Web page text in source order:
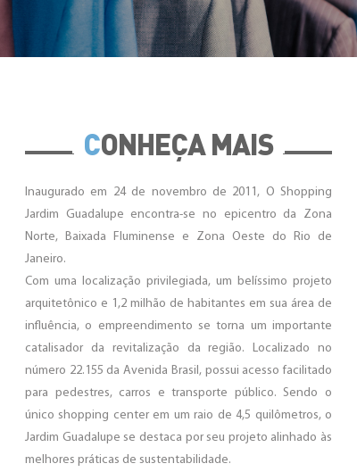
CONHEÇA MAIS
Inaugurado em 24 de novembro de 2011, O Shopping
Jardim Guadalupe encontra-se no epicentro da Zona
Norte, Baixada Fluminense e Zona Oeste do Rio de
Janeiro.
Com uma localização privilegiada, um belíssimo projeto
arquitetônico e 1,2 milhão de habitantes em sua área de
influência, o empreendimento se torna um importante
catalisador da revitalização da região. Localizado no
número 22.155 da Avenida Brasil, possui acesso facilitado
para pedestres, carros e transporte público. Sendo o
único shopping center em um raio de 4,5 quilômetros, o
Jardim Guadalupe se destaca por seu projeto alinhado às
melhores práticas de sustentabilidade.